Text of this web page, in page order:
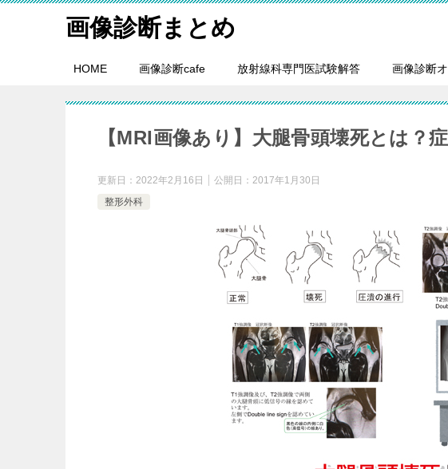
画像診断まとめ
HOME 画像診断cafe 放射線科専門医試験解答 画像診断
【MRI画像あり】大腿骨頭壊死とは？
更新日： 2022年2月16日 公開日： 2017年1月30日
整形外科